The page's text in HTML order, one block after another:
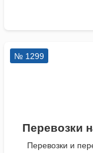
№ 1299
Перевозки
Перевозки и